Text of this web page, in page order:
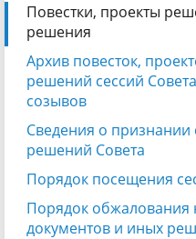
Повестки, проекты
решения
Архив повесток,
решений сессий
созывов
Сведения о
решений Совета
Порядок посещения
Порядок
документов и иных